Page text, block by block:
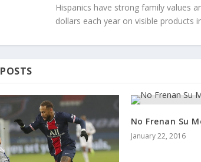
Hispanics have strong family values
dollars each year on visible products
No Frenan Su
January 22, 2016